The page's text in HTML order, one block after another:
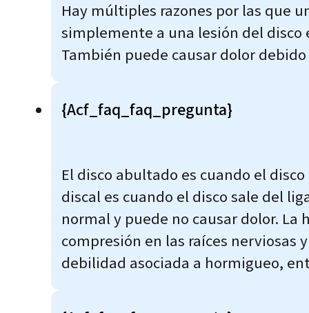
Hay múltiples razones por las que
simplemente a una lesión del disco
También puede causar dolor
{acf_faq_faq_pregunta}
El disco abultado es cuando el
discal es cuando el disco sale del
normal y puede no causar dolor.
compresión en las raíces nerviosas
debilidad asociada a hormigueo,